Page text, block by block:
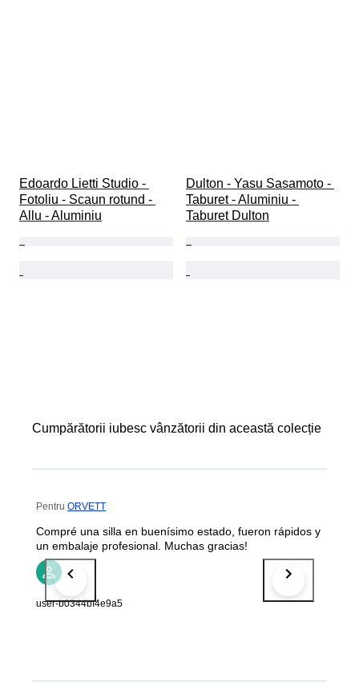
Edoardo Lietti Studio -
Fotoliu - Scaun rotund -
Allu - Aluminiu
Dulton - Yasu Sasamoto -
Taburet - Aluminiu -
Taburet Dulton
Cumpărătorii iubesc vânzătorii din această colecție
Pentru ORVETT
Compré una silla en buenísimo estado, fueron rápidos y
un embalaje profesional. Muchas gracias!
user-b0344bf4e9a5